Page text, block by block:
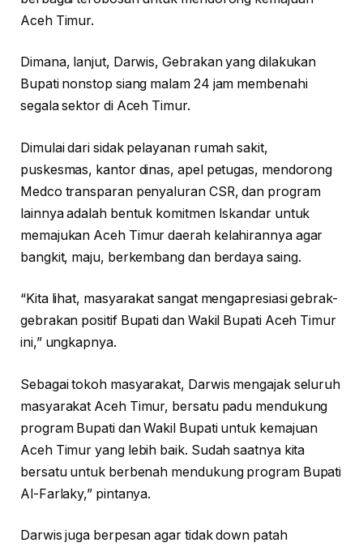
Aceh Timur.
Dimana, lanjut, Darwis, Gebrakan yang dilakukan
Bupati nonstop siang malam 24 jam membenahi
segala sektor di Aceh Timur.
Dimulai dari sidak pelayanan rumah sakit,
puskesmas, kantor dinas, apel petugas, mendorong
Medco transparan penyaluran CSR, dan program
lainnya adalah bentuk komitmen Iskandar untuk
memajukan Aceh Timur daerah kelahirannya agar
bangkit, maju, berkembang dan berdaya saing.
“Kita lihat, masyarakat sangat mengapresiasi gebrak-
gebrakan positif Bupati dan Wakil Bupati Aceh Timur
ini,” ungkapnya.
Sebagai tokoh masyarakat, Darwis mengajak seluruh
masyarakat Aceh Timur, bersatu padu mendukung
program Bupati dan Wakil Bupati untuk kemajuan
Aceh Timur yang lebih baik. Sudah saatnya kita
bersatu untuk berbenah mendukung program Bupati
Al-Farlaky,” pintanya.
Darwis juga berpesan agar tidak down patah